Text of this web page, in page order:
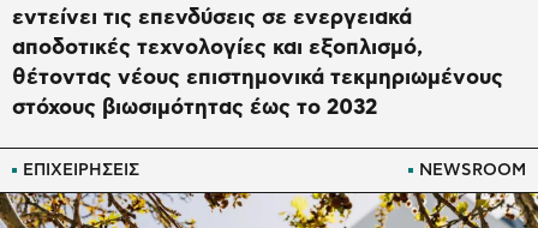
ΕΠΙΧΕΙΡΗΣΕΙΣ NEWSROOM
εντείνει τις επενδύσεις σε ενεργειακά
αποδοτικές τεχνολογίες και εξοπλισμό,
θέτοντας νέους επιστημονικά τεκμηριωμένους
στόχους βιωσιμότητας έως το 2032